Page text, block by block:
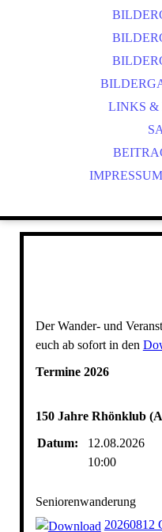
LINKS &
Der Wander- und
euch ab sofort in den
Termine 2026
150 Jahre Rhönklub
Datum:
12.08.2026
10:00
Seniorenwanderung
20260812